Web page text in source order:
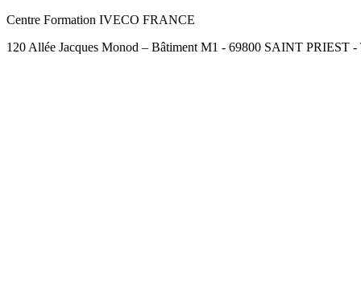
Centre Formation IVECO FRANCE
120 Allée Jacques Monod – Bâtiment M1 - 69800 SAINT PRIEST